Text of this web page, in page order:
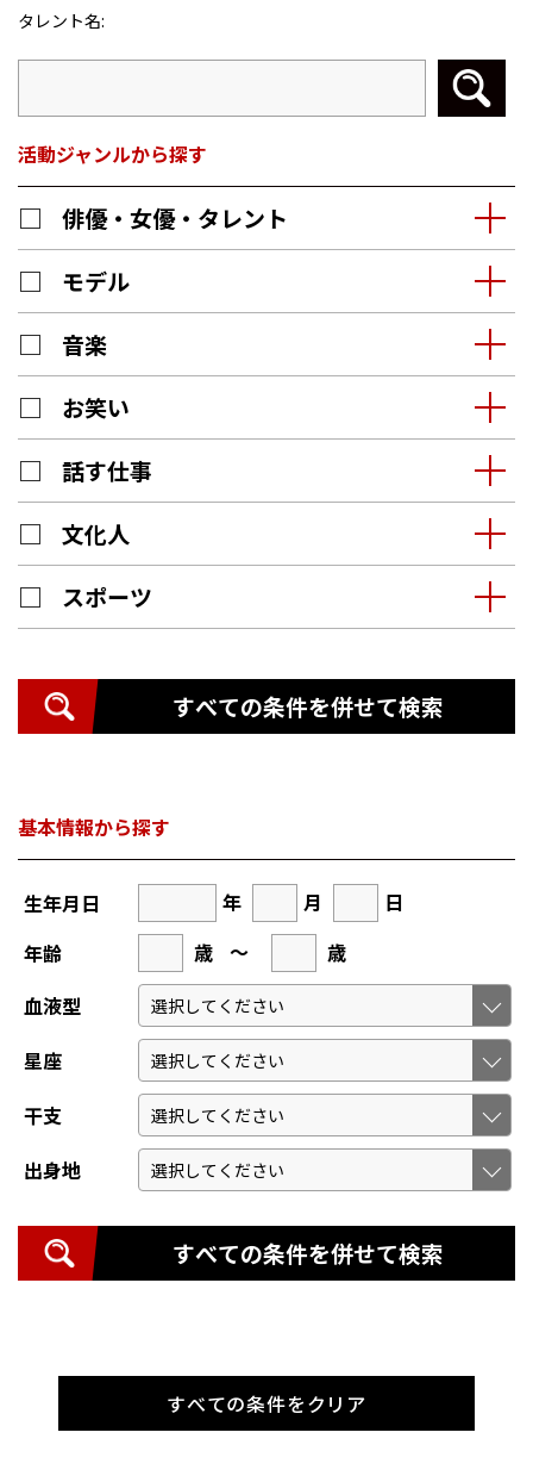
タレント名:
活動ジャンルから探す
俳優・女優・タレント
モデル
音楽
お笑い
話す仕事
文化人
スポーツ
すべての条件を併せて検索
基本情報から探す
生年月日 年 月
日
年齢
歳 ～
歳
血液型
星座
干支
出身地
すべての条件を併せて検索
すべての条件をクリア